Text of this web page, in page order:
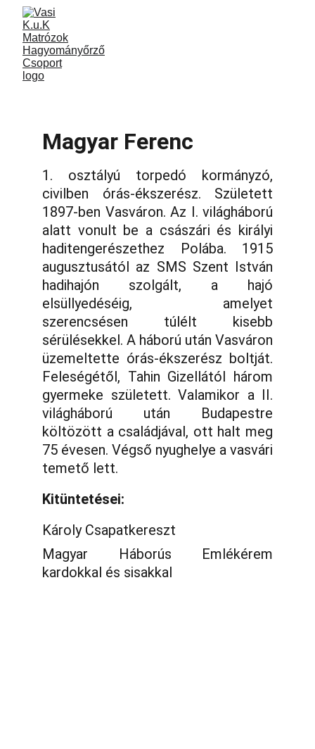
Magyar Ferenc
1. osztályú torpedó kormányzó,
civilben órás-ékszerész. Született
1897-ben Vasváron. Az I. világháború
alatt vonult be a császári és királyi
haditengerészethez Polába. 1915
augusztusától az SMS Szent István
hadihajón szolgált, a hajó
elsüllyedéséig, amelyet
szerencsésen túlélt kisebb
sérülésekkel. A háború után Vasváron
üzemeltette órás-ékszerész boltját.
Feleségétől, Tahin Gizellától három
gyermeke született. Valamikor a II.
világháború után Budapestre
költözött a családjával, ott halt meg
75 évesen. Végső nyughelye a vasvári
temető lett.
Kitüntetései:
Károly Csapatkereszt
Magyar Háborús Emlékérem
kardokkal és sisakkal